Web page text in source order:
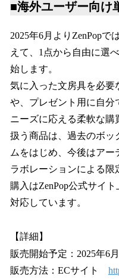
■海外ユーザー向け
2025年6月よりZenPopで
えて、1点から自由に選
始します。
気に入った文房具を必要
や、プレゼント用に自分
ニーズに応える柔軟な購
扱う商品は、過去のボッ
ムをはじめ、今後はア
ラボレーションによる限
購入はZenPop公式サイ
対応しています。
【詳細】
販売開始予定：2025年6
販売方法：ECサイト